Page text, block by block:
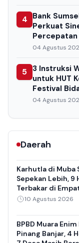
4 Bank
Perkuat
Percepatan
04 Agustus
5
3 Instruksi
untuk HUT
Festival
04 Agustus
Daerah
Karhutla di Muba
Sepekan Lebih,
Terbakar di
10 Agustus 2026
BPBD Muara
Pinang Banjar, 4